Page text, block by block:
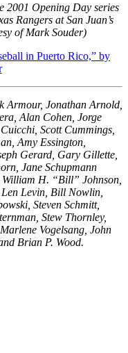
2001 Opening Day series
Rangers at San Juan’s
of Mark Souder)
in Puerto Rico,” by
Armour, Jonathan Arnold,
Alan Cohen, Jorge
Scott Cummings,
Amy Essington,
Gerard, Gary Gillette,
Jane Schupmann
H. “Bill” Johnson,
Levin, Bill Nowlin,
Steven Schmitt,
Stew Thornley,
Vogelsang, John
Brian P. Wood.